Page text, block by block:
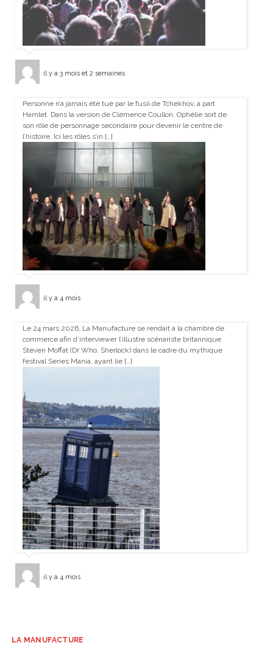
il y a 3 mois et 2 semaines
Personne n’a jamais été tué par le fusil de Tchekhov, à part
Hamlet. Dans la version de Clémence Coullon, Ophélie sort de
son rôle de personnage secondaire pour devenir le centre de
l’histoire. Ici les rôles s’in […]
il y a 4 mois
Le 24 mars 2026, La Manufacture se rendait à la chambre de
commerce afin d’interviewer l’illustre scénariste britannique
Steven Moffat (Dr Who, Sherlock) dans le cadre du mythique
festival Series Mania, ayant lie […]
il y a 4 mois
LA MANUFACTURE